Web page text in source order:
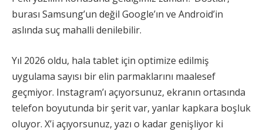
burası Samsung’un değil Google’ın ve Android’in
aslında suç mahalli denilebilir.
Yıl 2026 oldu, hala tablet için optimize edilmiş
uygulama sayısı bir elin parmaklarını maalesef
geçmiyor. Instagram’ı açıyorsunuz, ekranın ortasında
telefon boyutunda bir şerit var, yanlar kapkara boşluk
oluyor. X’i açıyorsunuz, yazı o kadar genişliyor ki